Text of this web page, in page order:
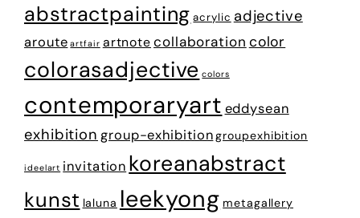
abstractpainting acrylic adjective
aroute artfair artnotecollaboration color
colorasadjective colors
contemporaryart eddysean
exhibition group-exhibitiongroupexhibition
ideelart invitation koreanabstract
kunst laluna leekyong metagallery